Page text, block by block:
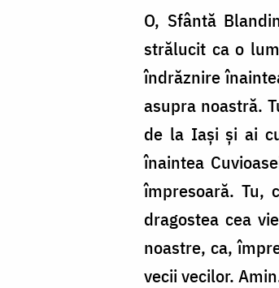
O, Sfântă
strălucit ca o
îndrăznire
asupra noastră.
de la Iași și ai
înaintea
împresoară. Tu,
dragostea cea
noastre, ca,
vecii vecilor.